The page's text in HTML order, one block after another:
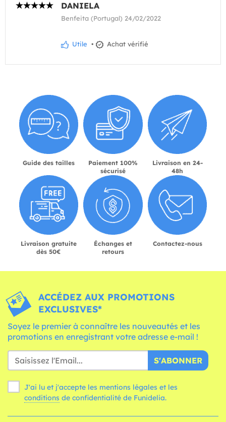
DANIELA
Benfeita (Portugal) 24/02/2022
Utile • Achat vérifié
Guide des tailles
Paiement 100%
sécurisé
Livraison en 24-
48h
Livraison gratuite
dès 50€
Échanges et
retours
Contactez-nous
ACCÉDEZ AUX PROMOTIONS
EXCLUSIVES*
Soyez le premier à connaître les nouveautés et les
promotions en enregistrant votre adresse e-mail !
S'ABONNER
J'ai lu et j'accepte les mentions légales et les
conditions de confidentialité de Funidelia.